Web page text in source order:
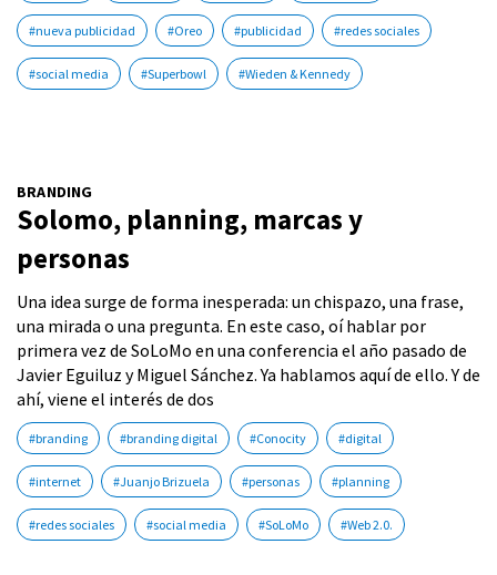
#nueva publicidad #Oreo #publicidad #redes sociales
#social media #Superbowl #Wieden & Kennedy
BRANDING
Solomo, planning, marcas y
personas
Una idea surge de forma inesperada: un chispazo, una frase,
una mirada o una pregunta. En este caso, oí hablar por
primera vez de SoLoMo en una conferencia el año pasado de
Javier Eguiluz y Miguel Sánchez. Ya hablamos aquí de ello. Y de
ahí, viene el interés de dos
#branding #branding digital #Conocity #digital
#internet #Juanjo Brizuela #personas #planning
#redes sociales #social media #SoLoMo #Web 2.0.